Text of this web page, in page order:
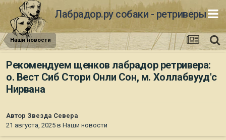
Лабрадор.ру собаки - ретриверы
Наши новости
Рекомендуем щенков лабрадор ретривера:
о. Вест Сиб Стори Онли Сон, м. Холлабвууд'c
Нирвана
Автор Звезда Севера
21 августа, 2025 в Наши новости